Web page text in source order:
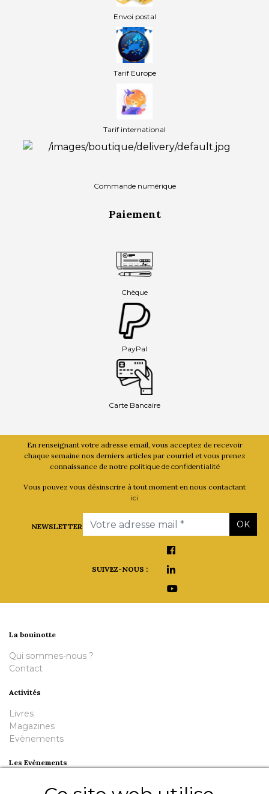
Envoi postal
Tarif Europe
Tarif international
Commande numérique
Paiement
Chèque
PayPal
Carte Bancaire
En renseignant votre adresse email, vous acceptez de recevoir
chaque semaine nos derniers articles par courriel et vous prenez
connaissance de notre politique de confidentialité
Vous pouvez vous désinscrire à tout moment en nous contactant
ici
NEWSLETTER
Email OK
SUIVEZ-NOUS :
La bouinotte
Qui sommes-nous ?
Contact
Activités
Livres
Magazines
Evènements
Les Evènements